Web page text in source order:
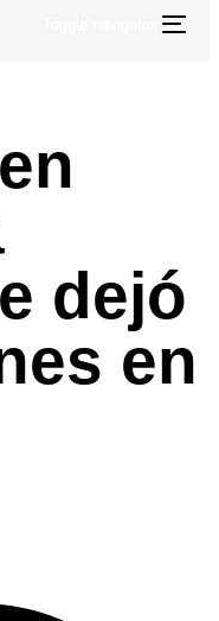
dejó
en